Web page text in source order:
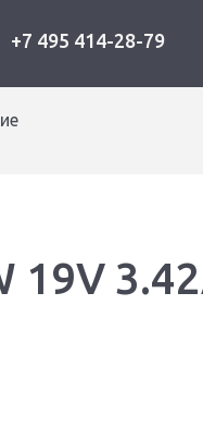
+7 495 414-28-79
19V